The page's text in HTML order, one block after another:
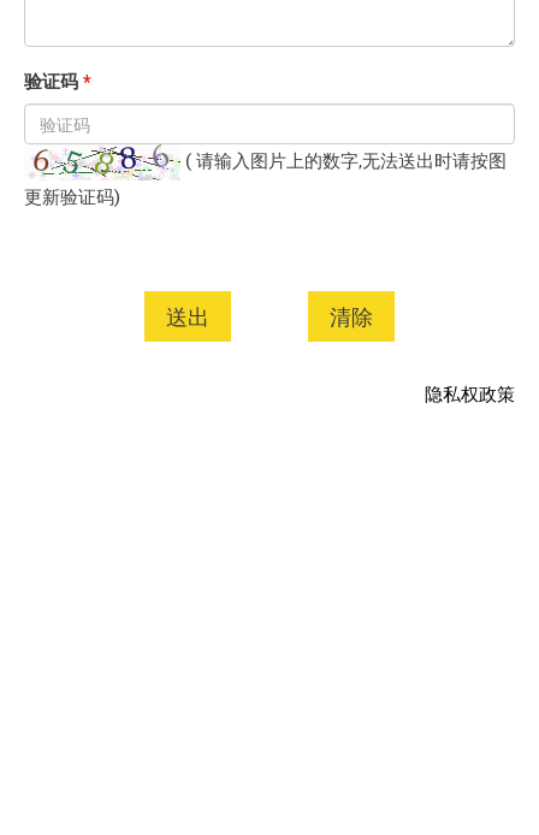
验证码 *
( 请输入图片上的数字,无法送出时请按图
更新验证码)
送出 清除
隐私权政策